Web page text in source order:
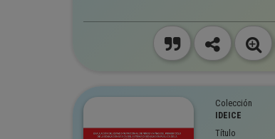
Colección
IDEICE
Título